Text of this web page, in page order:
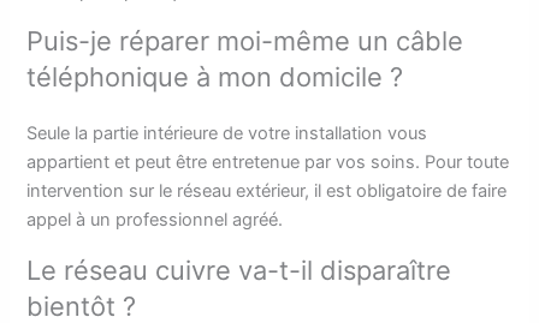
Puis-je réparer moi-même un câble
téléphonique à mon domicile ?
Seule la partie intérieure de votre installation vous
appartient et peut être entretenue par vos soins. Pour toute
intervention sur le réseau extérieur, il est obligatoire de faire
appel à un professionnel agréé.
Le réseau cuivre va-t-il disparaître
bientôt ?